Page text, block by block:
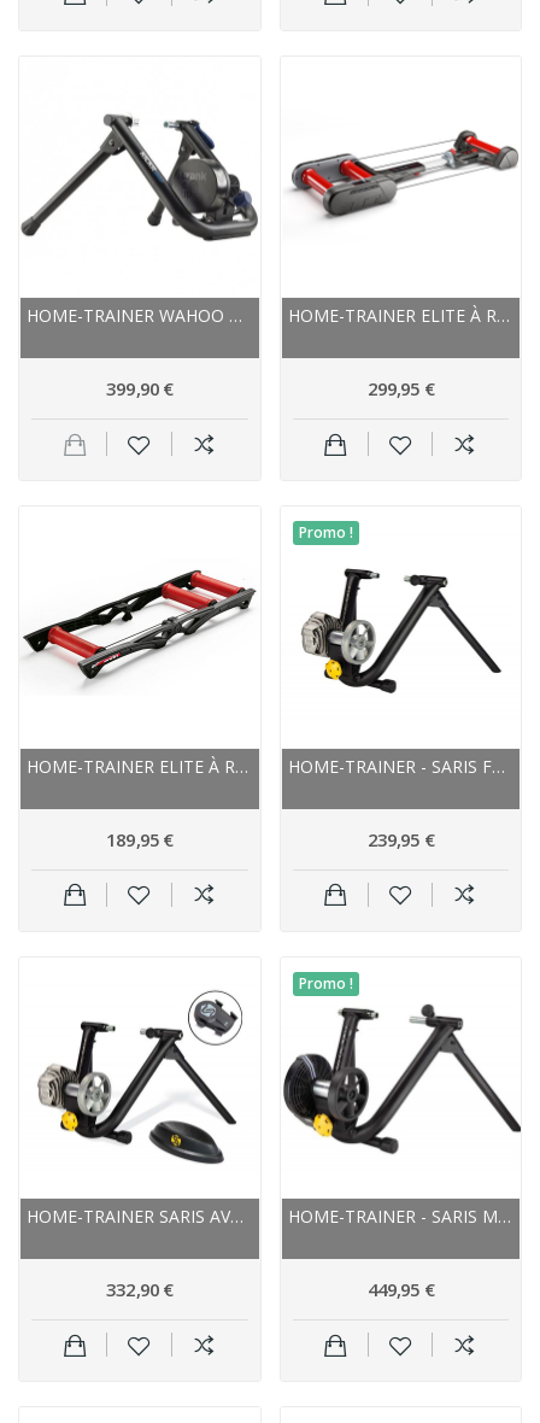
HOME-TRAINER WAHOO KICKR SNAP
399,90 €
HOME-TRAINER ELITE À ROULEAUX QUICK MOTION 425W...
299,95 €
HOME-TRAINER ELITE À ROULEAUX ARION 280W...
189,95 €
HOME-TRAINER - SARIS FLUID2 - AVEC ROUE ARRIÈRE
239,95 €
Promo !
HOME-TRAINER SARIS AVEC ROUE ARRIÈRE FLUID2...
332,90 €
HOME-TRAINER - SARIS M2 SMART TRAINER - AVEC...
449,95 €
Promo !